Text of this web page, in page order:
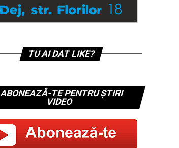
TU AI DAT LIKE?
ABONEAZĂ-TE PENTRU ȘTIRI
VIDEO